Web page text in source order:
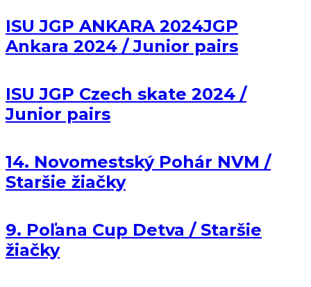
ISU JGP ANKARA 2024JGP
Ankara 2024 / Junior pairs
ISU JGP Czech skate 2024 /
Junior pairs
14. Novomestský Pohár NVM /
Staršie žiačky
9. Poľana Cup Detva / Staršie
žiačky